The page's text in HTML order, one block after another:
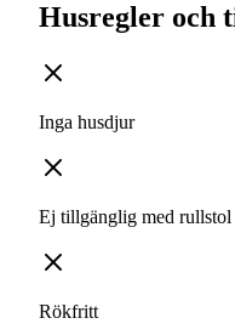
Husregler och
Inga husdjur
Ej tillgänglig med rullstol
Rökfritt